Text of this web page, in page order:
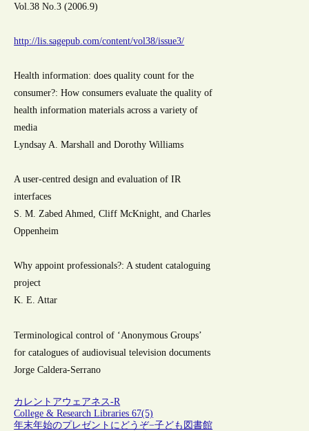
Vol.38 No.3 (2006.9)
http://lis.sagepub.com/content/vol38/issue3/
Health information: does quality count for the
consumer?: How consumers evaluate the quality of
health information materials across a variety of
media
Lyndsay A. Marshall and Dorothy Williams
A user-centred design and evaluation of IR
interfaces
S. M. Zabed Ahmed, Cliff McKnight, and Charles
Oppenheim
Why appoint professionals?: A student cataloguing
project
K. E. Attar
Terminological control of ‘Anonymous Groups’
for catalogues of audiovisual television documents
Jorge Caldera-Serrano
カレントアウェアネス-R
College & Research Libraries 67(5)
年末年始のプレゼントにどうぞ−子ども図書館